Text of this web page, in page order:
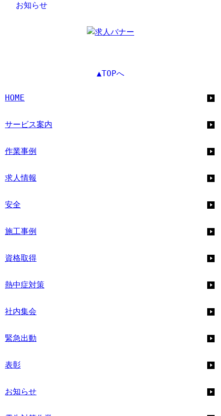
お知らせ
▲TOPへ
HOME
サービス案内
作業事例
求人情報
安全
施工事例
資格取得
熱中症対策
社内集会
緊急出動
表彰
お知らせ